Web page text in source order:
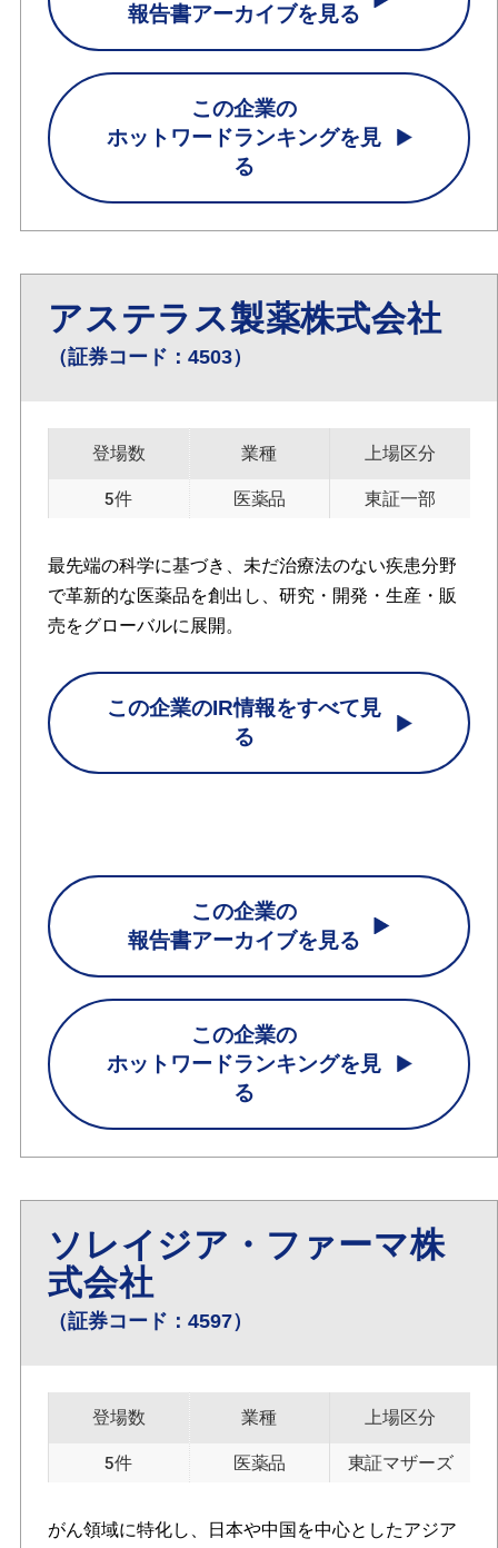
報告書アーカイブを見る
この企業の
ホットワードランキングを見
る
アステラス製薬株式会社
（証券コード：4503）
登場数
5件
業種
医薬品
上場区分
東証一部
最先端の科学に基づき、未だ治療法のない疾患分野
で革新的な医薬品を創出し、研究・開発・生産・販
売をグローバルに展開。
この企業のIR情報をすべて見
る
この企業の
報告書アーカイブを見る
この企業の
ホットワードランキングを見
る
ソレイジア・ファーマ株
式会社
（証券コード：4597）
登場数
5件
業種
医薬品
上場区分
東証マザーズ
がん領域に特化し、日本や中国を中心としたアジア